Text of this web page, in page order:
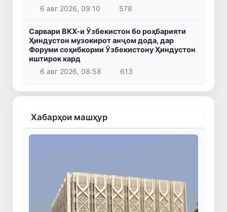
6 авг 2026, 09:10
578
Сарвари ВКХ-и Ӯзбекистон бо роҳбарияти
Ҳиндустон музокирот анҷом дода, дар
Форуми соҳибкории Ӯзбекистону Ҳиндустон
иштирок кард
6 авг 2026, 08:58
613
Хабарҳои машҳур